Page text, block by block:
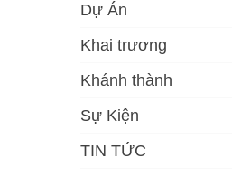
Dự Án
Khai trương
Khánh thành
Sự Kiện
TIN TỨC